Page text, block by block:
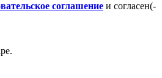
соглашение и согласен(-